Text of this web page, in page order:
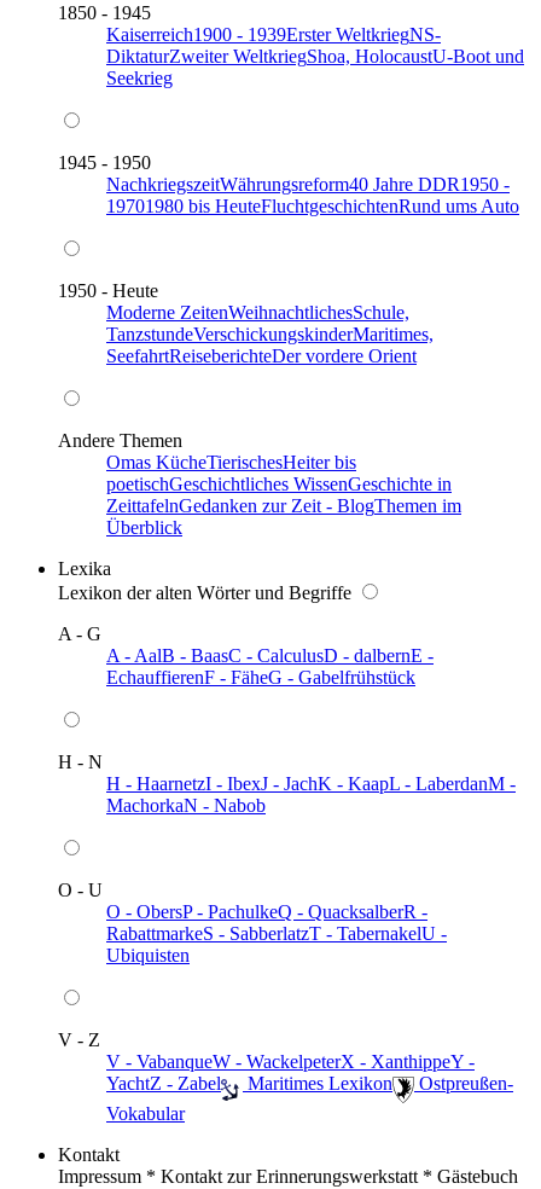
1850 - 1945
Kaiserreich1900 - 1939Erster WeltkriegNS-
DiktaturZweiter WeltkriegShoa, HolocaustU-Boot und
Seekrieg
1945 - 1950
NachkriegszeitWährungsreform40 Jahre DDR1950 -
19701980 bis HeuteFluchtgeschichtenRund ums Auto
1950 - Heute
Moderne ZeitenWeihnachtlichesSchule,
TanzstundeVerschickungskinderMaritimes,
SeefahrtReiseberichteDer vordere Orient
Andere Themen
Omas KücheTierischesHeiter bis
poetischGeschichtliches WissenGeschichte in
ZeittafelnGedanken zur Zeit - BlogThemen im
Überblick
Lexika
Lexikon der alten Wörter und Begriffe
A - G
A - AalB - BaasC - CalculusD - dalbernE -
EchauffierenF - FäheG - Gabelfrühstück
H - N
H - HaarnetzI - IbexJ - JachK - KaapL - LaberdanM -
MachorkaN - Nabob
O - U
O - ObersP - PachulkeQ - QuacksalberR -
RabattmarkeS - SabberlatzT - TabernakelU -
Ubiquisten
V - Z
V - VabanqueW - WackelpeterX - XanthippeY -
YachtZ - Zabel ️ Maritimes Lexikon
️ Ostpreußen-
Vokabular
Kontakt
Impressum * Kontakt zur Erinnerungswerkstatt * Gästebuch